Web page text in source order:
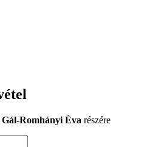
Gál-Romhányi Éva részére